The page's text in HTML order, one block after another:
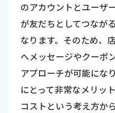
のアカウントとユーザ
が友だちとしてつなが
なります。そのため、
へメッセージやクーポ
アプローチが可能にな
にとって非常なメリッ
コストという考え方か